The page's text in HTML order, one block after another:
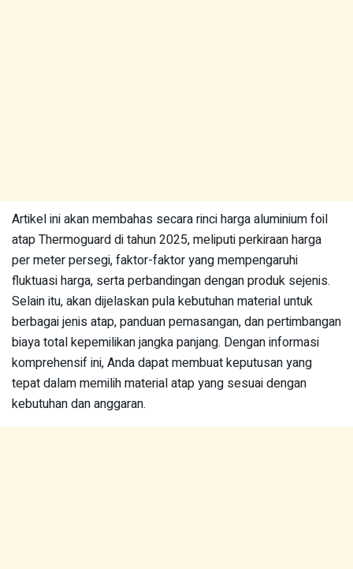
Artikel ini akan membahas secara rinci harga aluminium foil
atap Thermoguard di tahun 2025, meliputi perkiraan harga
per meter persegi, faktor-faktor yang mempengaruhi
fluktuasi harga, serta perbandingan dengan produk sejenis.
Selain itu, akan dijelaskan pula kebutuhan material untuk
berbagai jenis atap, panduan pemasangan, dan pertimbangan
biaya total kepemilikan jangka panjang. Dengan informasi
komprehensif ini, Anda dapat membuat keputusan yang
tepat dalam memilih material atap yang sesuai dengan
kebutuhan dan anggaran.